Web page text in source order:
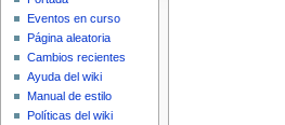
Eventos en curso
Página aleatoria
Cambios recientes
Ayuda del wiki
Manual de estilo
Políticas del wiki